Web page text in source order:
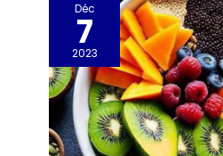
Déc
7
2023